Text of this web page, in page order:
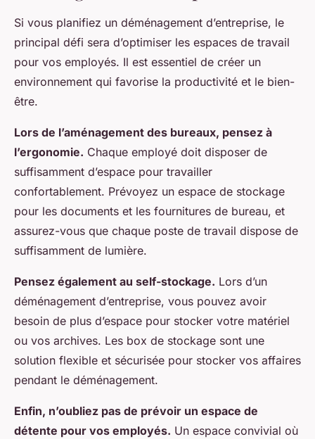
Si vous planifiez un déménagement d’entreprise, le
principal défi sera d’optimiser les espaces de travail
pour vos employés. Il est essentiel de créer un
environnement qui favorise la productivité et le bien-
être.
Lors de l’aménagement des bureaux, pensez à
l’ergonomie. Chaque employé doit disposer de
suffisamment d’espace pour travailler
confortablement. Prévoyez un espace de stockage
pour les documents et les fournitures de bureau, et
assurez-vous que chaque poste de travail dispose de
suffisamment de lumière.
Pensez également au self-stockage. Lors d’un
déménagement d’entreprise, vous pouvez avoir
besoin de plus d’espace pour stocker votre matériel
ou vos archives. Les box de stockage sont une
solution flexible et sécurisée pour stocker vos affaires
pendant le déménagement.
Enfin, n’oubliez pas de prévoir un espace de
détente pour vos employés. Un espace convivial où